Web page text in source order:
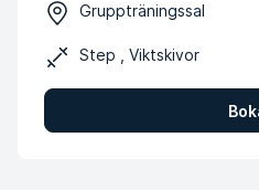
Gruppträningssal
Step , Viktskivor